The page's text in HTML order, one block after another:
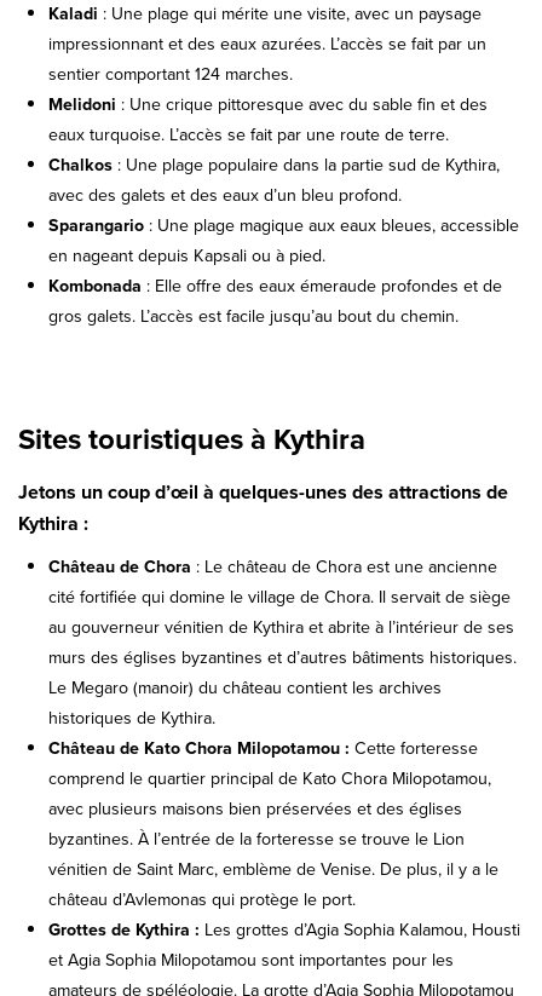
Kaladi : Une plage qui mérite une visite, avec un paysage
impressionnant et des eaux azurées. L’accès se fait par un
sentier comportant 124 marches.
Melidoni : Une crique pittoresque avec du sable fin et des
eaux turquoise. L’accès se fait par une route de terre.
Chalkos : Une plage populaire dans la partie sud de Kythira,
avec des galets et des eaux d’un bleu profond.
Sparangario : Une plage magique aux eaux bleues, accessible
en nageant depuis Kapsali ou à pied.
Kombonada : Elle offre des eaux émeraude profondes et de
gros galets. L’accès est facile jusqu’au bout du chemin.
Sites touristiques à Kythira
Jetons un coup d’œil à quelques-unes des attractions de
Kythira :
Château de Chora : Le château de Chora est une ancienne
cité fortifiée qui domine le village de Chora. Il servait de siège
au gouverneur vénitien de Kythira et abrite à l’intérieur de ses
murs des églises byzantines et d’autres bâtiments historiques.
Le Megaro (manoir) du château contient les archives
historiques de Kythira.
Château de Kato Chora Milopotamou : Cette forteresse
comprend le quartier principal de Kato Chora Milopotamou,
avec plusieurs maisons bien préservées et des églises
byzantines. À l’entrée de la forteresse se trouve le Lion
vénitien de Saint Marc, emblème de Venise. De plus, il y a le
château d’Avlemonas qui protège le port.
Grottes de Kythira : Les grottes d’Agia Sophia Kalamou, Housti
et Agia Sophia Milopotamou sont importantes pour les
amateurs de spéléologie. La grotte d’Agia Sophia Milopotamou